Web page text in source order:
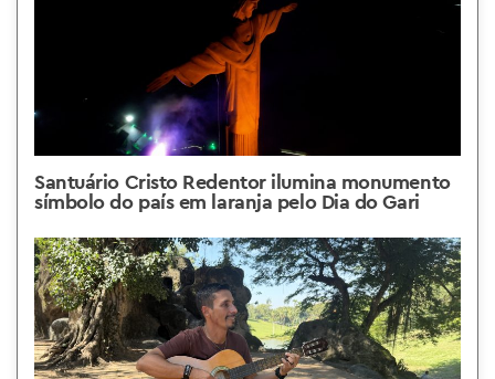
Santuário Cristo Redentor ilumina monumento
símbolo do país em laranja pelo Dia do Gari